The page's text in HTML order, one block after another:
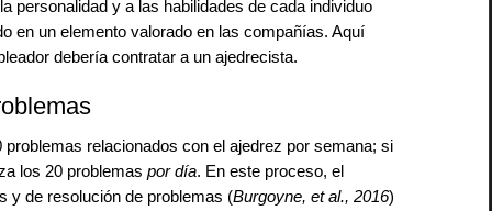
personalidad y a las habilidades de cada individuo
en un elemento valorado en las compañías. Aquí
debería contratar a un ajedrecista.
relacionados con el ajedrez por semana; si
los 20 problemas por día. En este proceso, el
y de resolución de problemas (Burgoyne, et al., 2016)